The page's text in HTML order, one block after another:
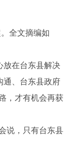
全文摘编如
放在台东县解决
通、台东县政府
，才有机会再获
说，只有台东县